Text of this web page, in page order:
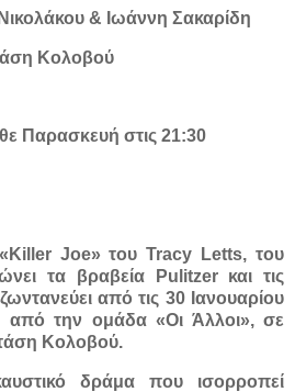
& Ιωάννη Σακαρίδη
Κολοβού
Παρασκευή στις 21:30
Joe» του Tracy Letts, του
τα βραβεία Pulitzer και τις
από τις 30 Ιανουαρίου
από την ομάδα «Οι Άλλοι», σε
Κολοβού.
δράμα που ισορροπεί